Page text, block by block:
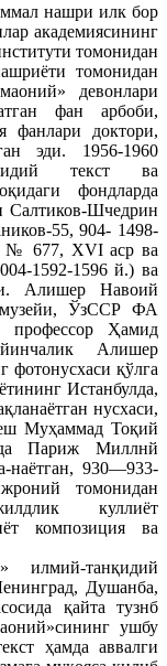
нашри илк бор
академиясининг
томонидан
томонидан
девонлари
фан арбоби,
фанлари доктори,
эди. 1956-1960
текст ва
фондларда
Салтиков-Шчедрин
55, 904- 1498-
677, XVI аср ва
1592-1596 й.) ва
Алишер Навоий
музейи, ЎзССР ФА
профессор Ҳамид
Алишер
фотонусхаси қўлга
Истанбулда,
нусхаси,
Муҳаммад Тоқий
Париж Миллнй
наётган, 930—933-
томонидан
куллиёт
композиция ва
илмий-танқидий
Душанба,
қайта тузнб
ушбу
ҳамда аввалги